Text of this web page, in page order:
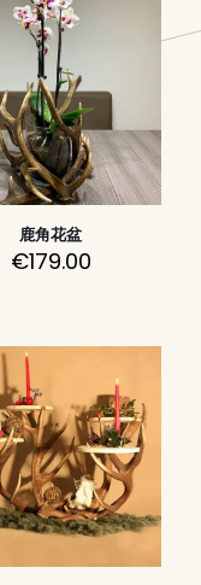
鹿角花盆
€179.00